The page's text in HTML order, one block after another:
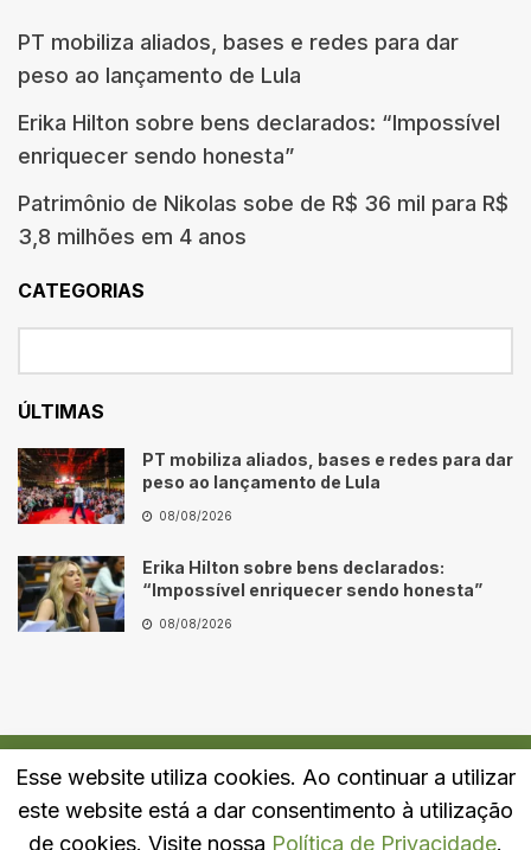
PT mobiliza aliados, bases e redes para dar
peso ao lançamento de Lula
Erika Hilton sobre bens declarados: “Impossível
enriquecer sendo honesta”
Patrimônio de Nikolas sobe de R$ 36 mil para R$
3,8 milhões em 4 anos
CATEGORIAS
ÚLTIMAS
PT mobiliza aliados, bases e redes para dar
peso ao lançamento de Lula
08/08/2026
Erika Hilton sobre bens declarados:
“Impossível enriquecer sendo honesta”
08/08/2026
Quem Somos Fale Conosco Política de Privacidade
Esse website utiliza cookies. Ao continuar a utilizar
este website está a dar consentimento à utilização
de cookies. Visite nossa Política de Privacidade.